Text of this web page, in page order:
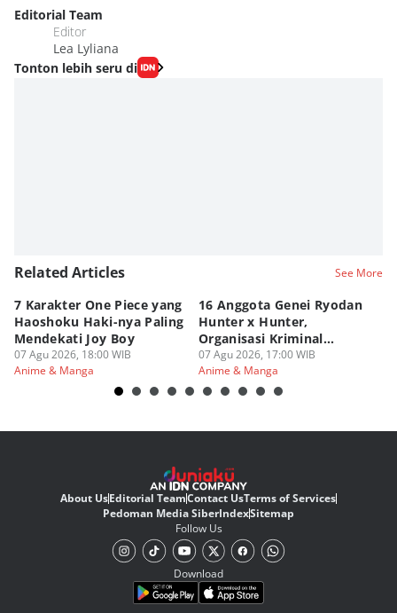
Editorial Team
Editor
Lea Lyliana
Tonton lebih seru di
Related Articles See More
7 Karakter One Piece yang
Haoshoku Haki-nya Paling
Mendekati Joy Boy
07 Agu 2026, 18:00 WIB
Anime & Manga
16 Anggota Genei Ryodan
Hunter x Hunter,
Organisasi Kriminal
Berbahaya
07 Agu 2026, 17:00 WIB
Anime & Manga
About UsEditorial TeamContact UsTerms of Services
Pedoman Media SiberIndexSitemap
Follow Us
Download